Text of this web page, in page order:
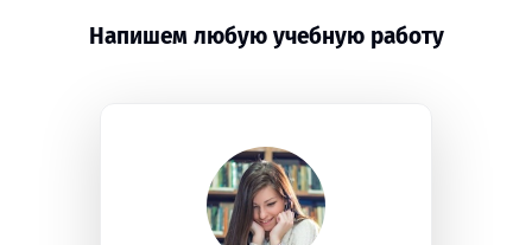
Напишем любую учебную работу